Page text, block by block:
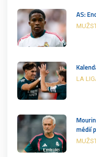
AS:
LA
médií